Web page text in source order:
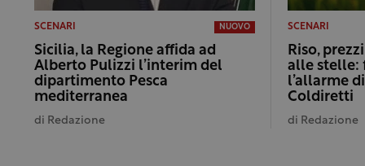
SCENARI NUOVO
Sicilia, la Regione affida ad
Alberto Pulizzi l’interim del
dipartimento Pesca
mediterranea
di Redazione
SCENARI
Riso,
alle stelle:
l’allarme
Coldiretti
di Redazione